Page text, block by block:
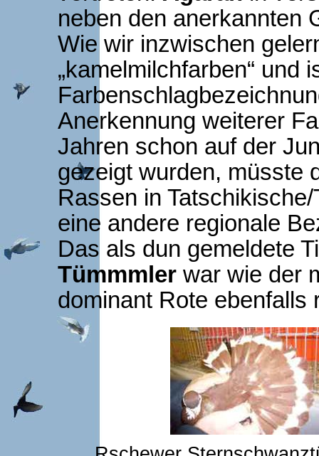
neben den anerkannten
Wie wir inzwischen
„kamelmilchfarben“ und
Anerkennung weiterer
Jahren schon auf der
gezeigt wurden, müsste
Rassen in
eine andere regionale
Das als dun gemeldete
Tümmmlerwar wie der
dominant Rote